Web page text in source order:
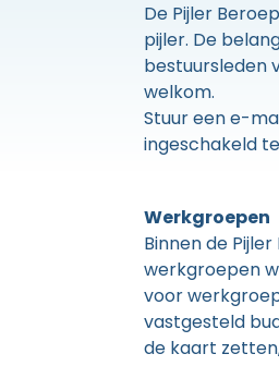
De Pijler
pijler. De
bestuursleden
welkom.
Stuur een e-
ingeschakeld
Werkgroepen
Binnen de
werkgroepen
voor
vastgesteld
de kaart